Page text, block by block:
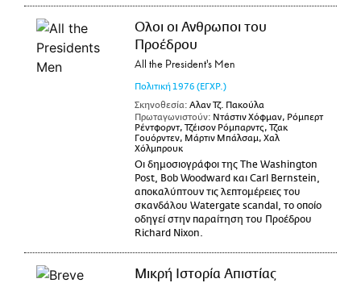
Ολοι οι Ανθρωποι του
Προέδρου
All the President's Men
Πολιτική1976 (ΕΓΧΡ.)
Σκηνοθεσία: Αλαν Τζ. Πακούλα
Πρωταγωνιστούν: Ντάστιν Χόφμαν, Ρόμπερτ
Ρέντφορντ, Τζέισον Ρόμπαρντς, Τζακ
Γουόρντεν, Μάρτιν Μπάλσαμ, Χαλ
Χόλμπρουκ
Οι δημοσιογράφοι της The Washington
Post, Bob Woodward και Carl Bernstein,
αποκαλύπτουν τις λεπτομέρειες του
σκανδάλου Watergate scandal, το οποίο
οδηγεί στην παραίτηση του Προέδρου
Richard Nixon.
Μικρή Ιστορία Απιστίας